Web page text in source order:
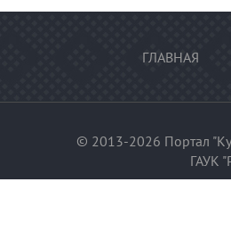
ГЛАВНАЯ
© 2013-2026 Портал
ГАУК